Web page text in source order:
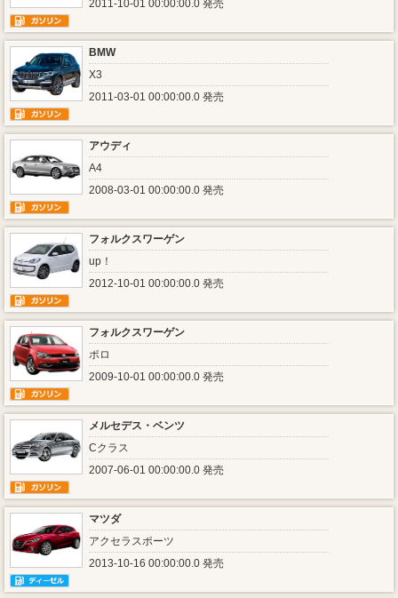
2011-10-01 00:00:00.0 発売
BMW
X3
2011-03-01 00:00:00.0 発売
アウディ
A4
2008-03-01 00:00:00.0 発売
フォルクスワーゲン
up！
2012-10-01 00:00:00.0 発売
フォルクスワーゲン
ポロ
2009-10-01 00:00:00.0 発売
メルセデス・ベンツ
Cクラス
2007-06-01 00:00:00.0 発売
マツダ
アクセラスポーツ
2013-10-16 00:00:00.0 発売